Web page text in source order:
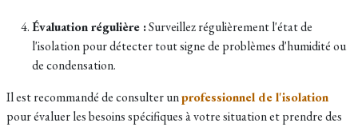
Évaluation régulière :Surveillez régulièrement l'état de
l'isolation pour détecter tout signe de problèmes d'humidité ou
de condensation.
Il est recommandé de consulter unprofessionnel de l'isolation
pour évaluer les besoins spécifiques à votre situation et prendre des